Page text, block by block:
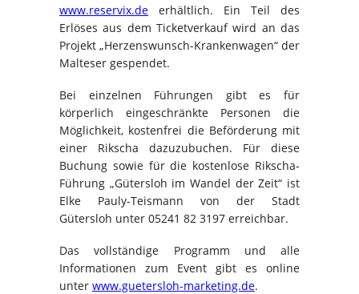
www.reservix.de erhältlich. Ein Teil des
Erlöses aus dem Ticketverkauf wird an das
Projekt „Herzenswunsch-Krankenwagen“ der
Malteser gespendet.
Bei einzelnen Führungen gibt es für
körperlich eingeschränkte Personen die
Möglichkeit, kostenfrei die Beförderung mit
einer Rikscha dazuzubuchen. Für diese
Buchung sowie für die kostenlose Rikscha-
Führung „Gütersloh im Wandel der Zeit“ ist
Elke Pauly-Teismann von der Stadt
Gütersloh unter 05241 82 3197 erreichbar.
Das vollständige Programm und alle
Informationen zum Event gibt es online
unter www.guetersloh-marketing.de.